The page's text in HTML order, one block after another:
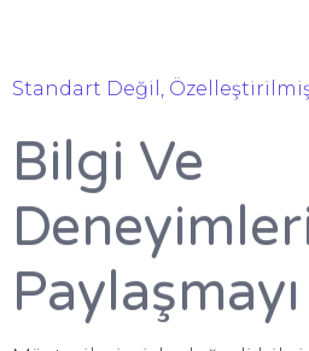
Standart Değil,
Bilgi Ve